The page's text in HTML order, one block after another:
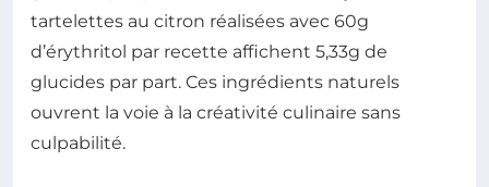
tartelettes au citron réalisées avec 60g
d’érythritol par recette affichent 5,33g de
glucides par part. Ces ingrédients naturels
ouvrent la voie à la créativité culinaire sans
culpabilité.